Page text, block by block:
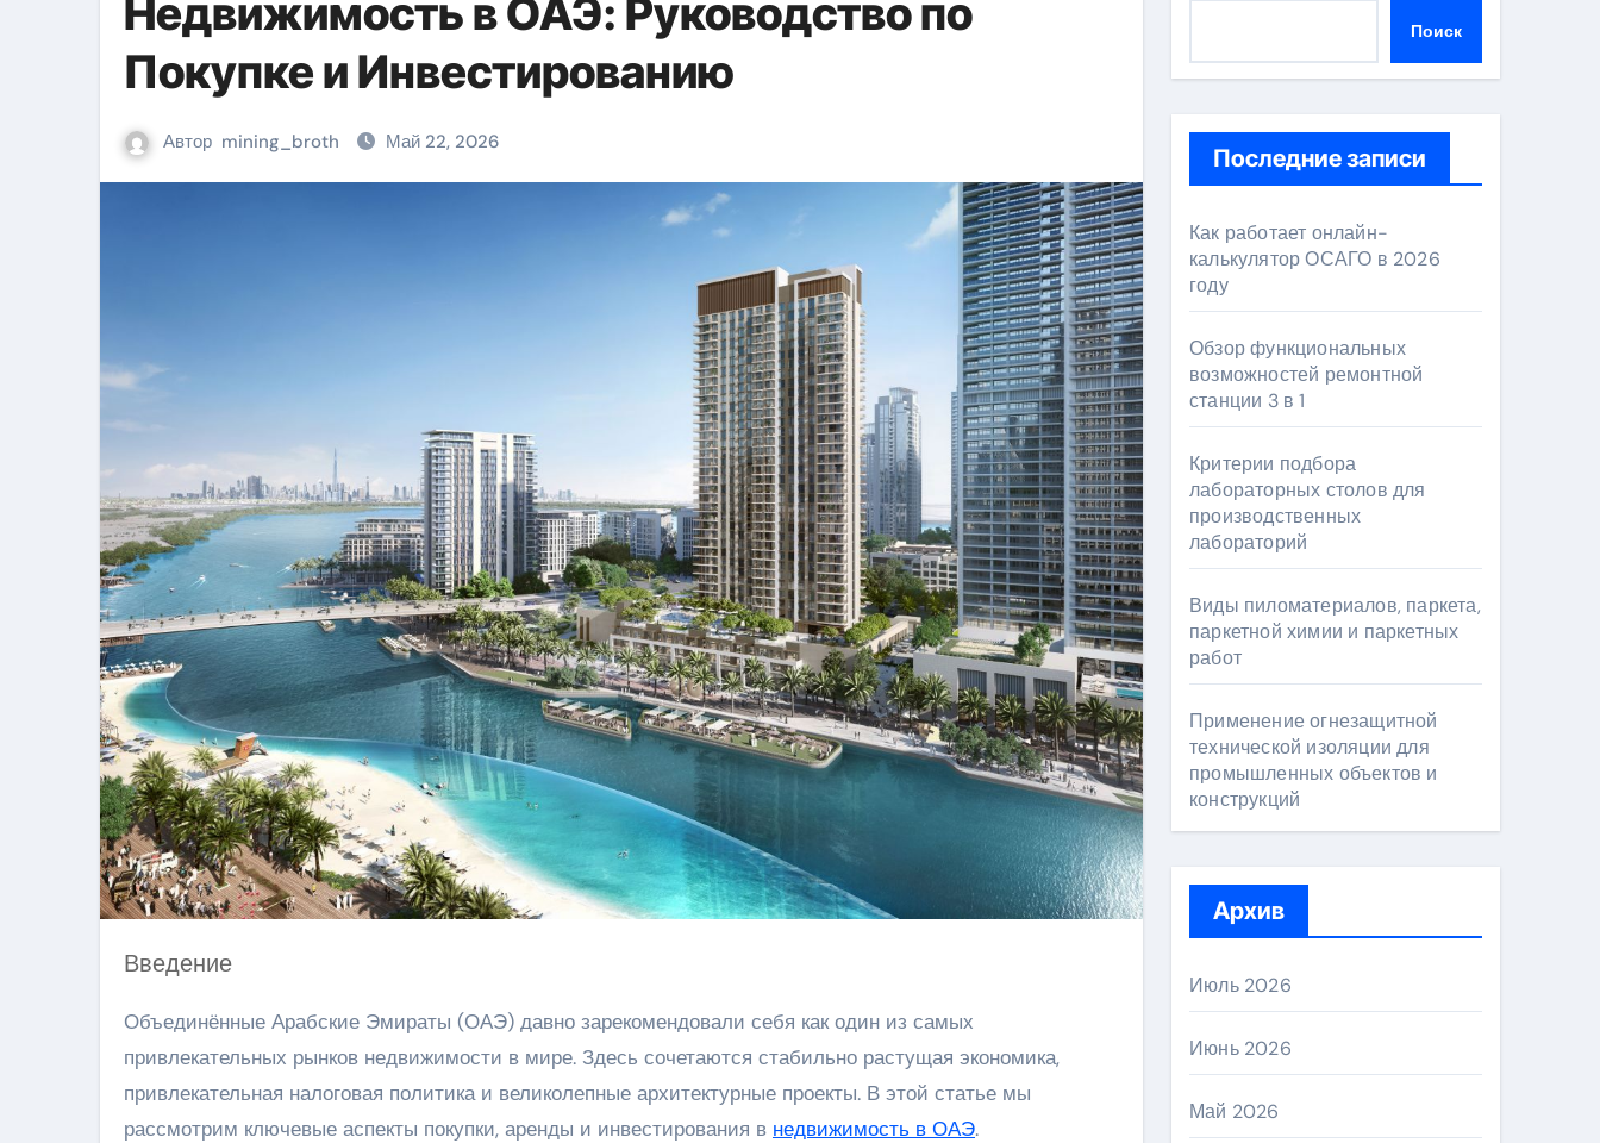
Недвижимость в ОАЭ: Руководство по
Покупке и Инвестированию
Автор mining_broth Май 22, 2026
Введение
Объединённые Арабские Эмираты (ОАЭ) давно зарекомендовали себя как один из самых
привлекательных рынков недвижимости в мире. Здесь сочетаются стабильно растущая экономика,
привлекательная налоговая политика и великолепные архитектурные проекты. В этой статье мы
рассмотрим ключевые аспекты покупки, аренды и инвестирования в недвижимость в ОАЭ.
Поиск
Последние записи
Как работает онлайн-
калькулятор ОСАГО в 2026
году
Обзор функциональных
возможностей ремонтной
станции 3 в 1
Критерии подбора
лабораторных столов для
производственных
лабораторий
Виды пиломатериалов, паркета,
паркетной химии и паркетных
работ
Применение огнезащитной
технической изоляции для
промышленных объектов и
конструкций
Архив
Июль 2026
Июнь 2026
Май 2026